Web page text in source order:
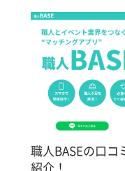
職人BASEの口
紹介！